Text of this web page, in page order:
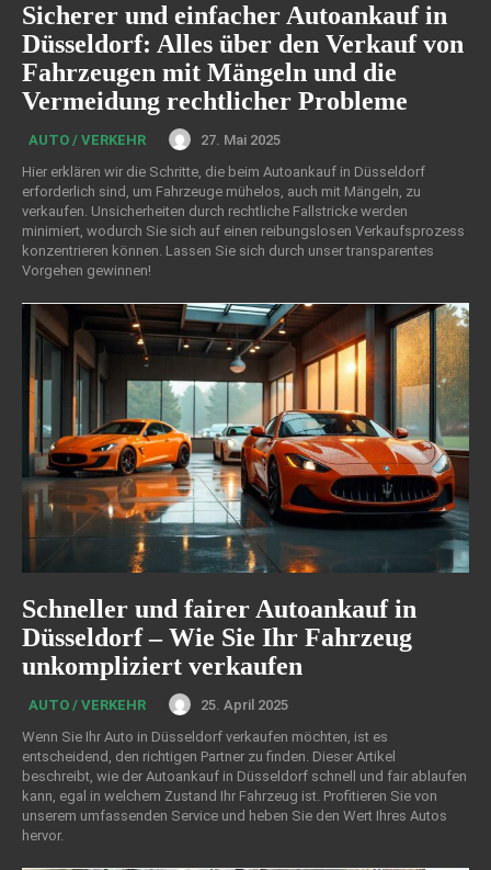
Sicherer und einfacher Autoankauf in
Düsseldorf: Alles über den Verkauf von
Fahrzeugen mit Mängeln und die
Vermeidung rechtlicher Probleme
AUTO / VERKEHR
27. Mai 2025
Hier erklären wir die Schritte, die beim Autoankauf in Düsseldorf
erforderlich sind, um Fahrzeuge mühelos, auch mit Mängeln, zu
verkaufen. Unsicherheiten durch rechtliche Fallstricke werden
minimiert, wodurch Sie sich auf einen reibungslosen Verkaufsprozess
konzentrieren können. Lassen Sie sich durch unser transparentes
Vorgehen gewinnen!
Schneller und fairer Autoankauf in
Düsseldorf – Wie Sie Ihr Fahrzeug
unkompliziert verkaufen
AUTO / VERKEHR
25. April 2025
Wenn Sie Ihr Auto in Düsseldorf verkaufen möchten, ist es
entscheidend, den richtigen Partner zu finden. Dieser Artikel
beschreibt, wie der Autoankauf in Düsseldorf schnell und fair ablaufen
kann, egal in welchem Zustand Ihr Fahrzeug ist. Profitieren Sie von
unserem umfassenden Service und heben Sie den Wert Ihres Autos
hervor.